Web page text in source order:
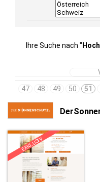
Ihre Suche nach "
47
48 49 50 51
EXKLUSIV